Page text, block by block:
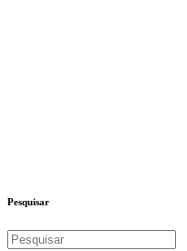
Pesquisar